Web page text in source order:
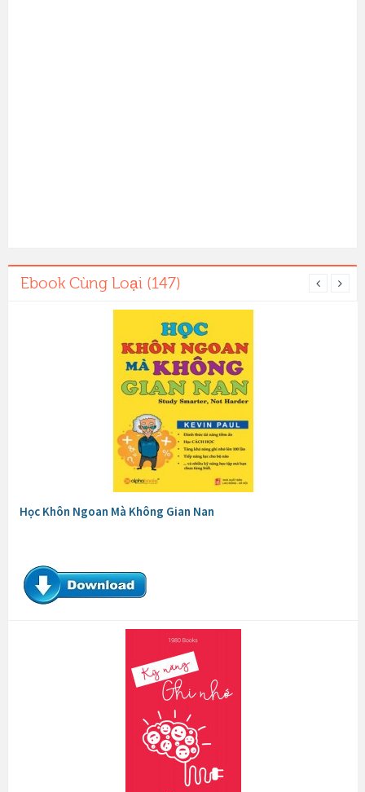
Ebook Cùng Loại (147)
Học Khôn Ngoan Mà Không Gian Nan